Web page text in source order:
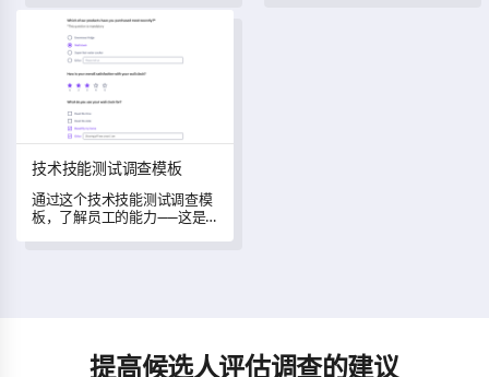
出色的销售人员。
技术技能测试调查模板
技术技能测试调查模板
通过这个技术技能测试调查模
板，了解员工的能力——这是
提高候选人评估调查的建议